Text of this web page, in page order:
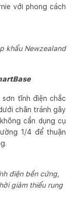
với phong cách
khẩu Newzealand
tĩnh điện chắc
chân tránh gây
cần dụng cụ
1/4 để thuận
điện bền cứng,
giảm thiểu rung